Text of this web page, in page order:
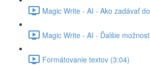
Magic Write - AI - Ako zadávať
Magic Write - AI - Ďalšie
Formátovanie textov (3:04)